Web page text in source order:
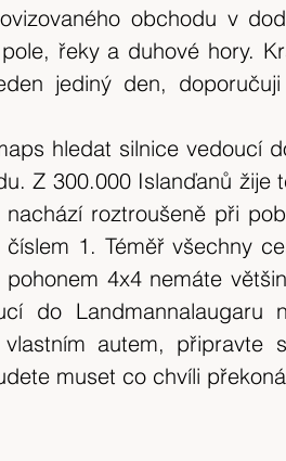
obchodu v
řeky a duhové hory.
jediný den,
hledat silnice vedoucí
Z 300.000 Islanďanů žije
roztroušeně při
1. Téměř všechny
4x4 nemáte
do Landmannalaugaru
autem, připravte
muset co chvíli